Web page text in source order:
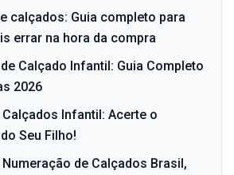
calçados: Guia completo para
errar na hora da compra
Calçado Infantil: Guia Completo
2026
Calçados Infantil: Acerte o
Seu Filho!
Numeração de Calçados Brasil,